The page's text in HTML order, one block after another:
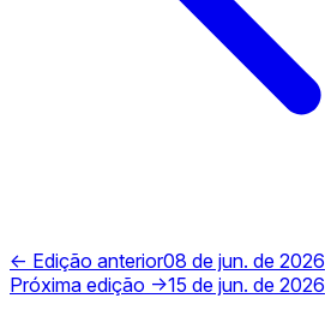
← Edição anterior08 de jun. de 2026
Próxima edição →15 de jun. de 2026